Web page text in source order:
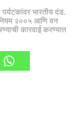
भारतीय दंड.
२००५ आणि वन
कारवाई करण्यात